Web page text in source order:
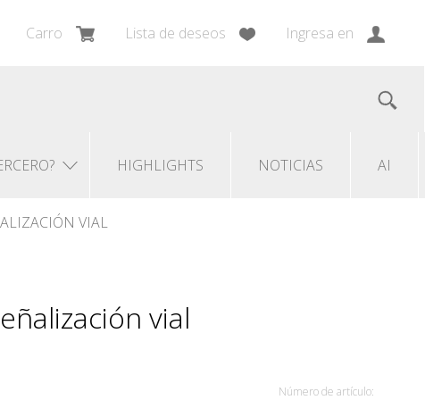
Carro Lista de deseos Ingresa en
HIGHLIGHTS NOTICIAS AI
VIAL
vial
Número de artículo: